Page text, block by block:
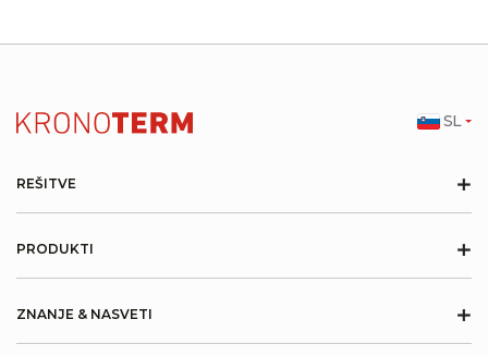
REŠITVE +
PRODUKTI +
ZNANJE & NASVETI +
SL